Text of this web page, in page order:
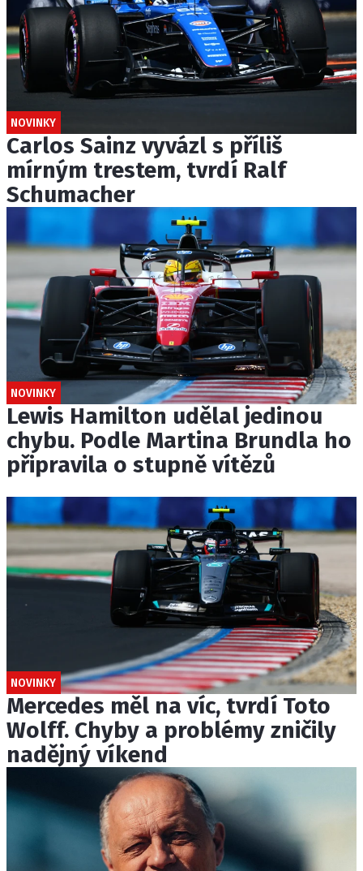
NOVINKY
Carlos Sainz vyvázl s příliš
mírným trestem, tvrdí Ralf
Schumacher
NOVINKY
Lewis Hamilton udělal jedinou
chybu. Podle Martina Brundla ho
připravila o stupně vítězů
NOVINKY
Mercedes měl na víc, tvrdí Toto
Wolff. Chyby a problémy zničily
nadějný víkend